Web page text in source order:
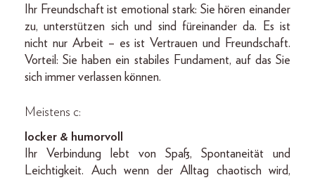
Ihr Freundschaft ist emotional stark: Sie hören einander
zu, unterstützen sich und sind füreinander da. Es ist
nicht nur Arbeit – es ist Vertrauen und Freundschaft.
Vorteil: Sie haben ein stabiles Fundament, auf das Sie
sich immer verlassen können.
Meistens c:
locker & humorvoll
Ihr Verbindung lebt von Spaß, Spontaneität und
Leichtigkeit. Auch wenn der Alltag chaotisch wird,